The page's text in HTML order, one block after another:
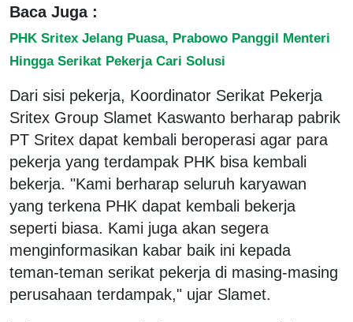
Baca Juga :
PHK Sritex Jelang Puasa, Prabowo Panggil Menteri
Hingga Serikat Pekerja Cari Solusi
Dari sisi pekerja, Koordinator Serikat Pekerja
Sritex Group Slamet Kaswanto berharap pabrik
PT Sritex dapat kembali beroperasi agar para
pekerja yang terdampak PHK bisa kembali
bekerja. "Kami berharap seluruh karyawan
yang terkena PHK dapat kembali bekerja
seperti biasa. Kami juga akan segera
menginformasikan kabar baik ini kepada
teman-teman serikat pekerja di masing-masing
perusahaan terdampak," ujar Slamet.